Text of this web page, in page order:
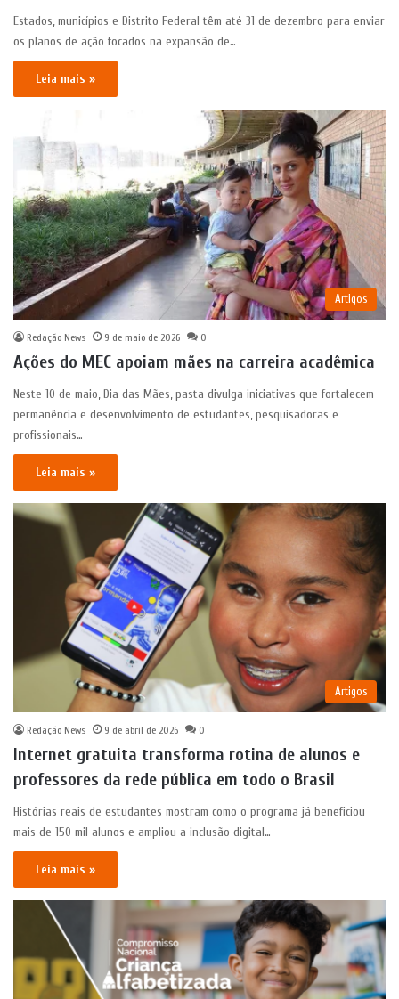
Estados, municípios e Distrito Federal têm até 31 de dezembro para enviar
os planos de ação focados na expansão de…
Leia mais »
Artigos
Redação News 9 de maio de 2026 0
Ações do MEC apoiam mães na carreira acadêmica
Neste 10 de maio, Dia das Mães, pasta divulga iniciativas que fortalecem
permanência e desenvolvimento de estudantes, pesquisadoras e
profissionais…
Leia mais »
Artigos
Redação News 9 de abril de 2026 0
Internet gratuita transforma rotina de alunos e
professores da rede pública em todo o Brasil
Histórias reais de estudantes mostram como o programa já beneficiou
mais de 150 mil alunos e ampliou a inclusão digital…
Leia mais »